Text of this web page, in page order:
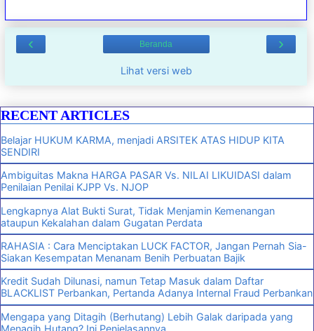
‹ ›
Beranda
Lihat versi web
RECENT ARTICLES
Belajar HUKUM KARMA, menjadi ARSITEK ATAS HIDUP KITA
SENDIRI
Ambiguitas Makna HARGA PASAR Vs. NILAI LIKUIDASI dalam
Penilaian Penilai KJPP Vs. NJOP
Lengkapnya Alat Bukti Surat, Tidak Menjamin Kemenangan
ataupun Kekalahan dalam Gugatan Perdata
RAHASIA : Cara Menciptakan LUCK FACTOR, Jangan Pernah Sia-
Siakan Kesempatan Menanam Benih Perbuatan Bajik
Kredit Sudah Dilunasi, namun Tetap Masuk dalam Daftar
BLACKLIST Perbankan, Pertanda Adanya Internal Fraud Perbankan
Mengapa yang Ditagih (Berhutang) Lebih Galak daripada yang
Menagih Hutang? Ini Penjelasannya